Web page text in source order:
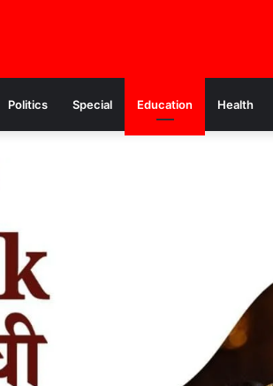
Politics Special Education Health